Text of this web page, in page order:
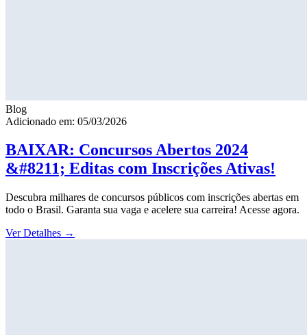
Blog
Adicionado em: 05/03/2026
BAIXAR: Concursos Abertos 2024
&#8211; Editas com Inscrições Ativas!
Descubra milhares de concursos públicos com inscrições abertas em
todo o Brasil. Garanta sua vaga e acelere sua carreira! Acesse agora.
Ver Detalhes →